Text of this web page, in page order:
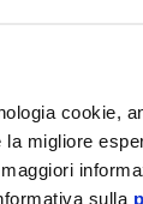
cookie,
migliore
sulla
500€ DI
TAEG